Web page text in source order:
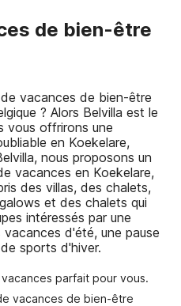
de bien-être
vacances de bien-être
? Alors Belvilla est le
vous offrirons une
en Koekelare,
nous proposons un
vacances en Koekelare,
des villas, des chalets,
et des chalets qui
intéressés par une
d'été, une pause
sports d'hiver.
parfait pour vous.
vacances de bien-être